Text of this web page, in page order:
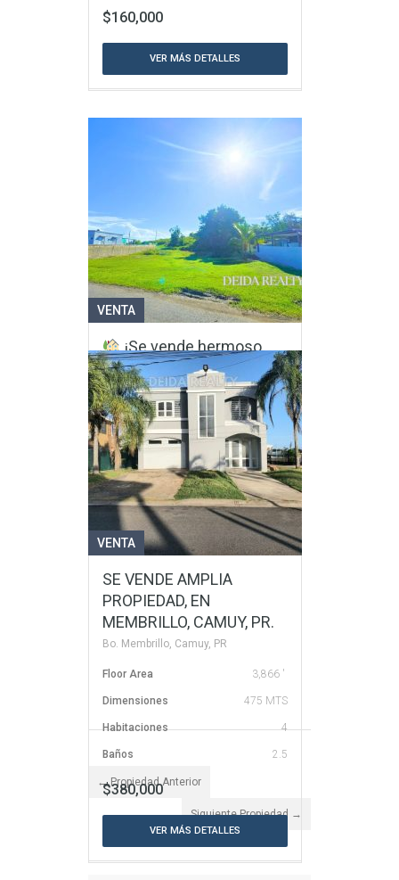
$160,000
VER MÁS DETALLES
VENTA
¡Se vende hermoso
solar en Camuy, PR!
Bo. Membrillo, Camuy, PR
Dimensiones 782.3160 mtrs.
$85,000
VER MÁS DETALLES
VENTA
SE VENDE AMPLIA
PROPIEDAD, EN
MEMBRILLO, CAMUY, PR.
Bo. Membrillo, Camuy, PR
Floor Area 3,866 '
Dimensiones 475 MTS
Habitaciones 4
Baños 2.5
$380,000
VER MÁS DETALLES
← Propiedad Anterior
Siguiente Propiedad →